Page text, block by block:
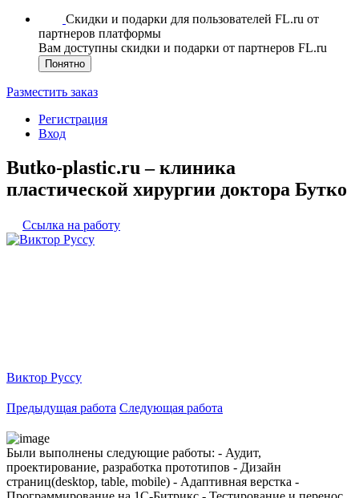
Скидки и подарки для пользователей FL.ru от
партнеров платформы
Вам доступны скидки и подарки от партнеров FL.ru
Понятно
Разместить заказ
Регистрация
Вход
Butko-plastic.ru – клиника
пластической хирургии доктора Бутко
Ссылка на работу
Виктор Руссу
Предыдущая работа Следующая работа
Были выполнены следующие работы: - Аудит,
проектирование, разработка прототипов - Дизайн
страниц(desktop, table, mobile) - Адаптивная верстка -